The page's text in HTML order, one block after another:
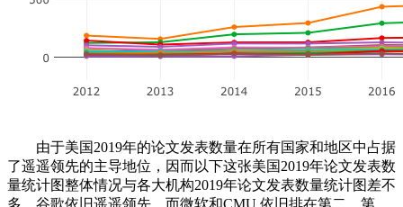
由于美国2019年的论文发表数量在所有国家和地区中占据
了遥遥领先的主导地位，因而以下这张美国2019年论文发表数
量统计图整体情况与各大机构2019年论文发表数量统计图差不
多，谷歌依旧遥遥领先，而微软和CMU 依旧排在第二、第